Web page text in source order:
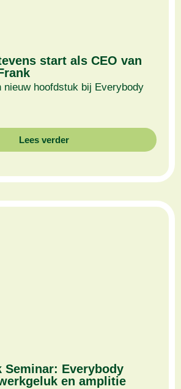
start als CEO van
nieuw hoofdstuk bij Everybody
Lees verder
Seminar: Everybody
en amplitie